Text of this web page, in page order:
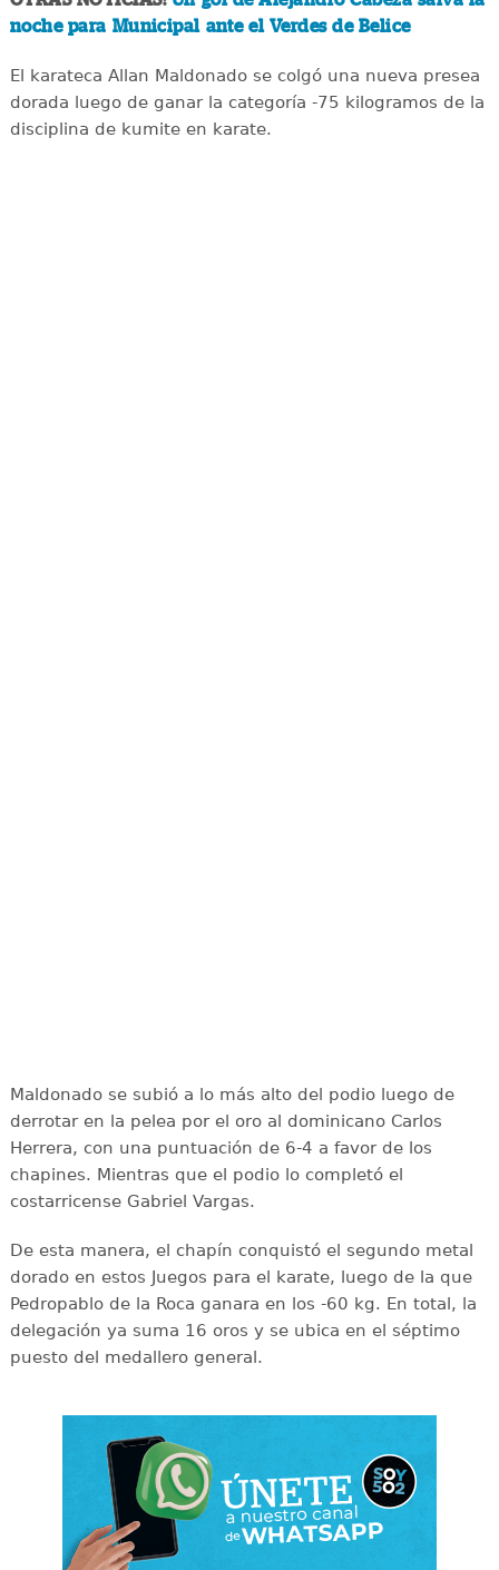
noche para Municipal ante el Verdes de Belice
El karateca Allan Maldonado se colgó una nueva presea
dorada luego de ganar la categoría -75 kilogramos de la
disciplina de kumite en karate.
Maldonado se subió a lo más alto del podio luego de
derrotar en la pelea por el oro al dominicano Carlos
Herrera, con una puntuación de 6-4 a favor de los
chapines. Mientras que el podio lo completó el
costarricense Gabriel Vargas.
De esta manera, el chapín conquistó el segundo metal
dorado en estos Juegos para el karate, luego de la que
Pedropablo de la Roca ganara en los -60 kg. En total, la
delegación ya suma 16 oros y se ubica en el séptimo
puesto del medallero general.